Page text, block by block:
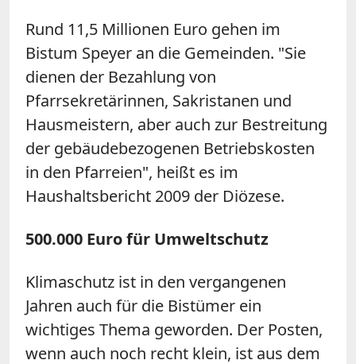
Rund 11,5 Millionen Euro gehen im
Bistum Speyer an die Gemeinden. "Sie
dienen der Bezahlung von
Pfarrsekretärinnen, Sakristanen und
Hausmeistern, aber auch zur Bestreitung
der gebäudebezogenen Betriebskosten
in den Pfarreien", heißt es im
Haushaltsbericht 2009 der Diözese.
500.000 Euro für Umweltschutz
Klimaschutz ist in den vergangenen
Jahren auch für die Bistümer ein
wichtiges Thema geworden. Der Posten,
wenn auch noch recht klein, ist aus dem